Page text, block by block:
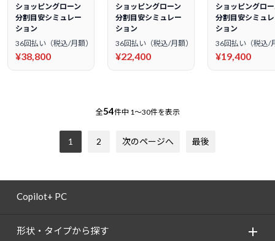
ショッピングローン
分割目安シミュレー
ション
36回払い（税込/月額）
¥38,800
ショッピングローン
分割目安シミュレー
ション
36回払い（税込/月額）
¥22,400
ショッピングロ
分割目安シミュ
ション
36回払い（税込/
¥19,400
全54件中 1～30件を表示
1 2 次のページへ 最後
Copilot+ PC
形状・タイプから探す